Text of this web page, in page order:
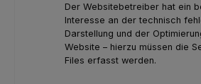
Der Websitebetreiber hat ein
Interesse an der technisch
Darstellung und der
Website – hierzu müssen die
Files erfasst werden.